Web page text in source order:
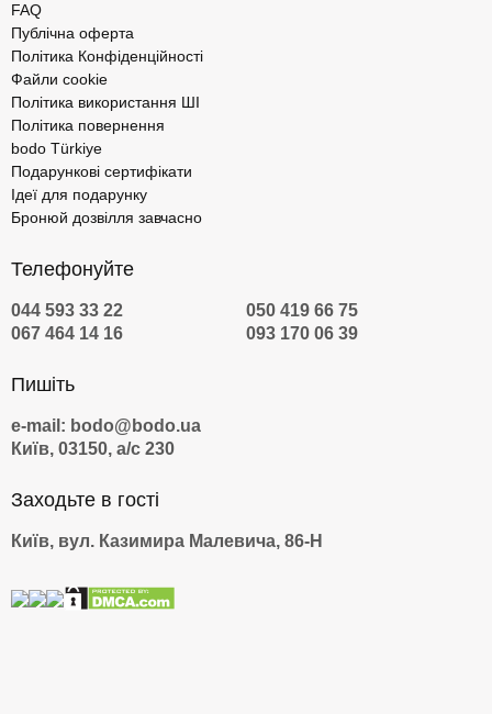
FAQ
Публічна оферта
Політика Конфіденційності
Файли cookie
Політика використання ШІ
Політика повернення
bodo Türkiye
Подарункові сертифікати
Ідеї для подарунку
Бронюй дозвілля завчасно
Телефонуйте
044 593 33 22
050 419 66 75
067 464 14 16
093 170 06 39
Пишіть
e-mail: bodo@bodo.ua
Київ, 03150, а/с 230
Заходьте в гості
Київ, вул. Казимира Малевича, 86-Н